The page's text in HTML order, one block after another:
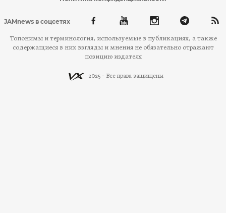
JAMnews в соцсетях
Топонимы и терминология, используемые в публикациях, а также
содержащиеся в них взгляды и мнения не обязательно отражают
позицию издателя
2025 - Все права защищены